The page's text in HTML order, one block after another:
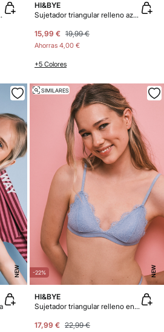
naranja
HI&BYE
Sujetador triangular relleno azul claro
15,99 € 19,99 €
Ahorras 4,00 €
+5 Colores
NEW -22% NEW
SIMILARES
HI&BYE
Sujetador triangular relleno encaje azul
17,99 € 22,99 €